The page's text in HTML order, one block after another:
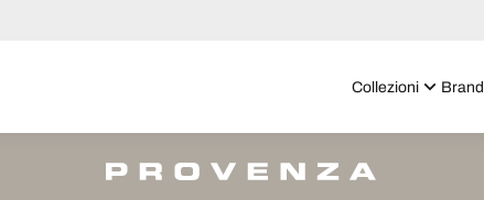
Collezioni Brand